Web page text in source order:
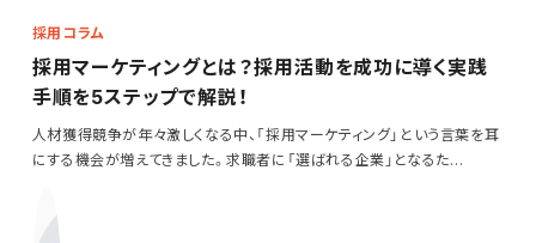
採用コラム
採用マーケティングとは？採用活動を成功に導く実践
手順を5ステップで解説！
人材獲得競争が年々激しくなる中、「採用マーケティング」という言葉を耳
にする機会が増えてきました。求職者に「選ばれる企業」となるた…